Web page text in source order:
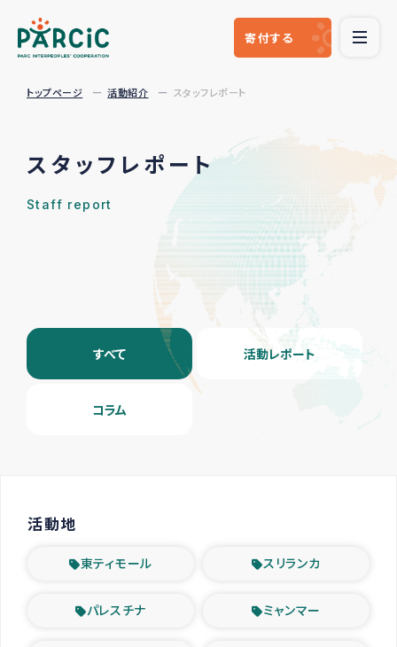
寄付する
トップページ 活動紹介 スタッフレポート
スタッフレポート
Staff report
すべて 活動レポート
コラム
活動地
東ティモール スリランカ
パレスチナ ミャンマー